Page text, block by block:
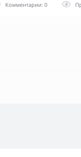
Комментарии: 0